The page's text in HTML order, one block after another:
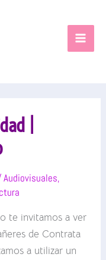
|
Audiovisuales,
te invitamos a ver
de Contrata
a utilizar un